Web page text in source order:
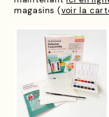
magasins (voir la